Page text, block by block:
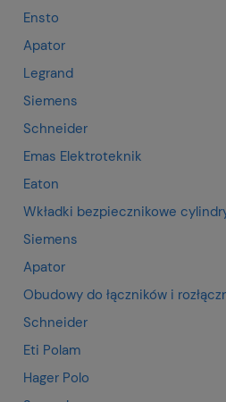
Ensto
Apator
Legrand
Siemens
Schneider
Emas Elektroteknik
Eaton
Wkładki bezpiecznikowe
Siemens
Apator
Obudowy do łączników i
Schneider
Eti Polam
Hager Polo